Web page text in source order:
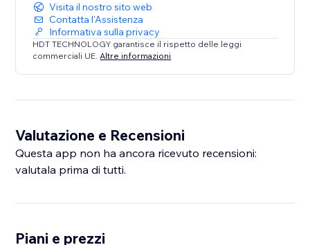
Visita il nostro sito web
Contatta l'Assistenza
Informativa sulla privacy
HDT TECHNOLOGY garantisce il rispetto delle leggi
commerciali UE. Altre informazioni
Valutazione e Recensioni
Questa app non ha ancora ricevuto recensioni:
valutala prima di tutti.
Piani e prezzi